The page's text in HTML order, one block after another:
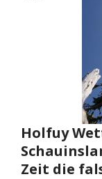
Holfuy
Zeit die